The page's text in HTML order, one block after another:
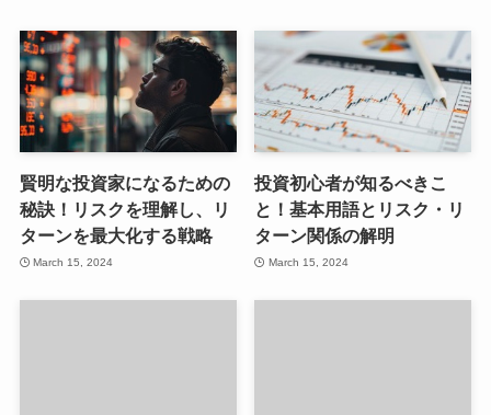
賢明な投資家になるための
秘訣！リスクを理解し、リ
ターンを最大化する戦略
March 15, 2024
投資初心者が知るべきこ
と！基本用語とリスク・リ
ターン関係の解明
March 15, 2024